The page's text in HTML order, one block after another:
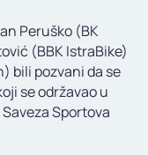
Peruško (BK
(BBK IstraBike)
bili pozvani da se
se održavao u
Sportova